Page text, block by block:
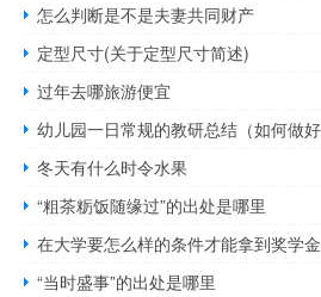
怎么判断是不是夫妻共同财产
定型尺寸(关于定型尺寸简述)
过年去哪旅游便宜
冬天有什么时令水果
“粗茶粝饭随缘过”的出处是哪里
在大学要怎么样的条件才能拿到奖学金
“当时盛事”的出处是哪里